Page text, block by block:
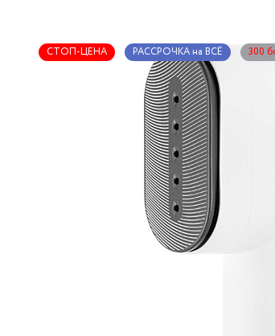
СТОП-ЦЕНА РАССРОЧКА на ВСЁ 300